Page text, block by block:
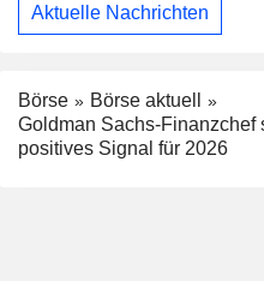
Aktuelle Nachrichten
Börse
Börse aktuell
Goldman Sachs-Finanzchef
positives Signal für 2026